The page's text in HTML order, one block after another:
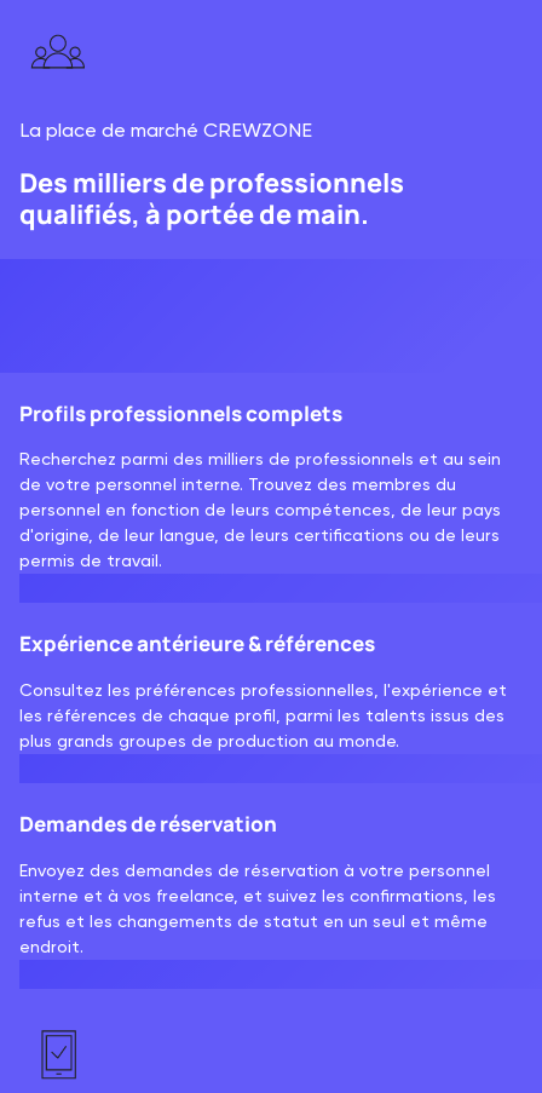
La place de marché CREWZONE
Des milliers de professionnels
qualifiés, à portée de main.
Profils professionnels complets
Recherchez parmi des milliers de professionnels et au sein
de votre personnel interne. Trouvez des membres du
personnel en fonction de leurs compétences, de leur pays
d'origine, de leur langue, de leurs certifications ou de leurs
permis de travail.
Expérience antérieure & références
Consultez les préférences professionnelles, l'expérience et
les références de chaque profil, parmi les talents issus des
plus grands groupes de production au monde.
Demandes de réservation
Envoyez des demandes de réservation à votre personnel
interne et à vos freelance, et suivez les confirmations, les
refus et les changements de statut en un seul et même
endroit.